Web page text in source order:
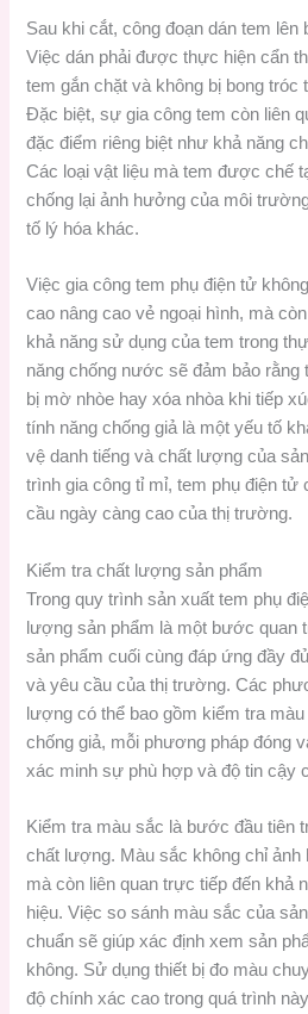
Sau khi cắt, công đoạn dán tem lên
Việc dán phải được thực hiện cẩn
tem gắn chặt và không bị bong tróc
Đặc biệt, sự gia công tem còn liên
đặc điểm riêng biệt như khả năng
Các loại vật liệu mà tem được chế
chống lại ảnh hưởng của môi
tố lý hóa khác.
Việc gia công tem phụ điện tử
cao nâng cao vẻ ngoại hình, mà
khả năng sử dụng của tem trong
năng chống nước sẽ đảm bảo rằng
bị mờ nhòe hay xóa nhòa khi tiếp
tính năng chống giả là một yếu tố
vệ danh tiếng và chất lượng của
trình gia công tỉ mỉ, tem phụ điện
cầu ngày càng cao của thị trường.
Kiểm tra chất lượng sản phẩm
Trong quy trình sản xuất tem phụ
lượng sản phẩm là một bước quan
sản phẩm cuối cùng đáp ứng đầy
và yêu cầu của thị trường. Các
lượng có thể bao gồm kiểm tra
chống giả, mỗi phương pháp đóng
xác minh sự phù hợp và độ tin cậy
Kiểm tra màu sắc là bước đầu tiên
chất lượng. Màu sắc không chỉ
mà còn liên quan trực tiếp đến khả
hiệu. Việc so sánh màu sắc của
chuẩn sẽ giúp xác định xem sản
không. Sử dụng thiết bị đo màu
độ chính xác cao trong quá trình